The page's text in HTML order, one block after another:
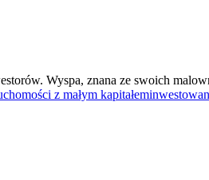
Wyspa, znana ze swoich
z małym kapitałem